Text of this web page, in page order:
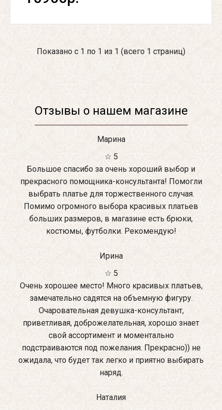
Показано с 1 по 1 из 1 (всего 1 страниц)
Отзывы о нашем магазине
Марина
☆ 5
Большое спасибо за очень хороший выбор и
прекрасного помощника-консультанта! Помогли
выбрать платье для торжественного случая.
Помимо огромного выбора красивых платьев
больших размеров, в магазине есть брюки,
костюмы, футболки. Рекомендую!
Ирина
☆ 5
Очень хорошее место! Много красивых платьев,
замечательно садятся на объемную фигуру.
Очаровательная девушка-консультант,
приветливая, доброжелательная, хорошо знает
свой ассортимент и моментально
подстраиваются под пожелания. Прекрасно)) не
ожидала, что будет так легко и приятно выбирать
наряд.
Наталия